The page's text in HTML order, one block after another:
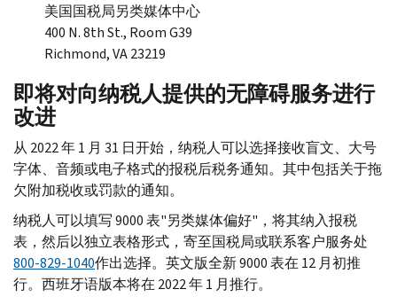
美国国税局另类媒体中心
400 N.8th St., Room G39
Richmond, VA23219
即将对向纳税人提供的无障碍服务进行
改进
从 2022 年 1 月 31 日开始，纳税人可以选择接收盲文、大号
字体、音频或电子格式的报税后税务通知。其中包括关于拖
欠附加税收或罚款的通知。
纳税人可以填写 9000 表"另类媒体偏好"，将其纳入报税
表，然后以独立表格形式，寄至国税局或联系客户服务处
800-829-1040作出选择。英文版全新 9000 表在 12 月初推
行。西班牙语版本将在 2022 年 1 月推行。